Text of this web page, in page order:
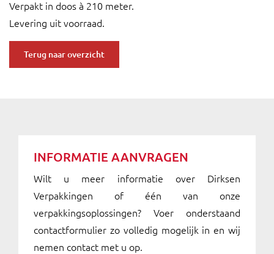
Verpakt in doos à 210 meter.
Levering uit voorraad.
Terug naar overzicht
INFORMATIE AANVRAGEN
Wilt u meer informatie over Dirksen
Verpakkingen of één van onze
verpakkingsoplossingen? Voer onderstaand
contactformulier zo volledig mogelijk in en wij
nemen contact met u op.